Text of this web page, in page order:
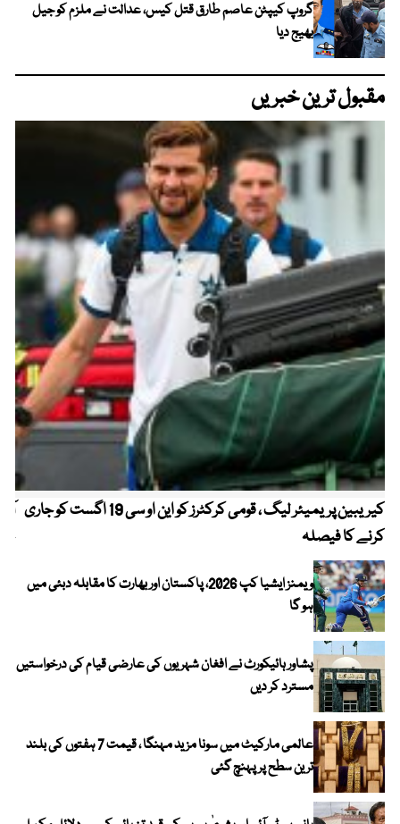
گروپ کیپٹن عاصم طارق قتل کیس، عدالت نے ملزم کو جیل
بھیج دیا
مقبول ترین خبریں
کیریبین پریمیئر لیگ ، قومی کرکٹرز کو این او سی 19 اگست کو جاری
کرنے کا فیصلہ
ویمنز ایشیا کپ 2026، پاکستان اور بھارت کا مقابلہ دبئی میں
ہو گا
پشاور ہائیکورٹ نے افغان شہریوں کی عارضی قیام کی درخواستیں
مسترد کر دیں
عالمی مارکیٹ میں سونا مزید مہنگا ، قیمت 7 ہفتوں کی بلند
ترین سطح پر پہنچ گئی